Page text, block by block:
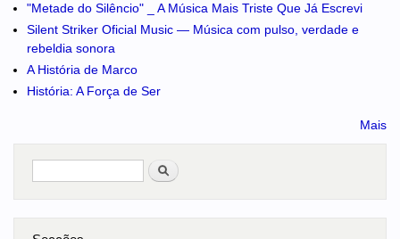
"Metade do Silêncio" _ A Música Mais Triste Que Já Escrevi
Silent Striker Oficial Music — Música com pulso, verdade e
rebeldia sonora
A História de Marco
História: A Força de Ser
Mais
Pesquisar
no portal